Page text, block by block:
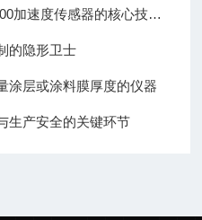
速度传感器的核心技术解析
的隐形卫士
涂层或涂料膜厚度的仪器
生产安全的关键环节